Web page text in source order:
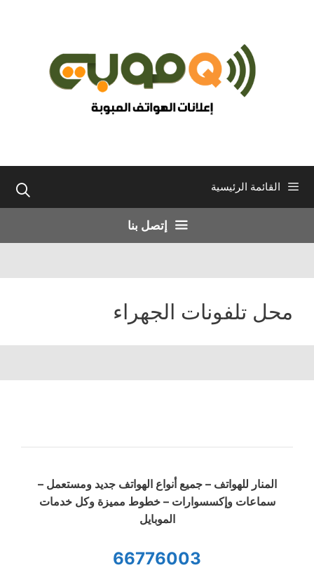
القائمة الرئيسية
إتصل بنا
محل تلفونات الجهراء
المنار للهواتف – جميع أنواع الهواتف جديد ومستعمل –
سماعات وإكسسوارات – خطوط مميزة وكل خدمات
الموبايل
66776003